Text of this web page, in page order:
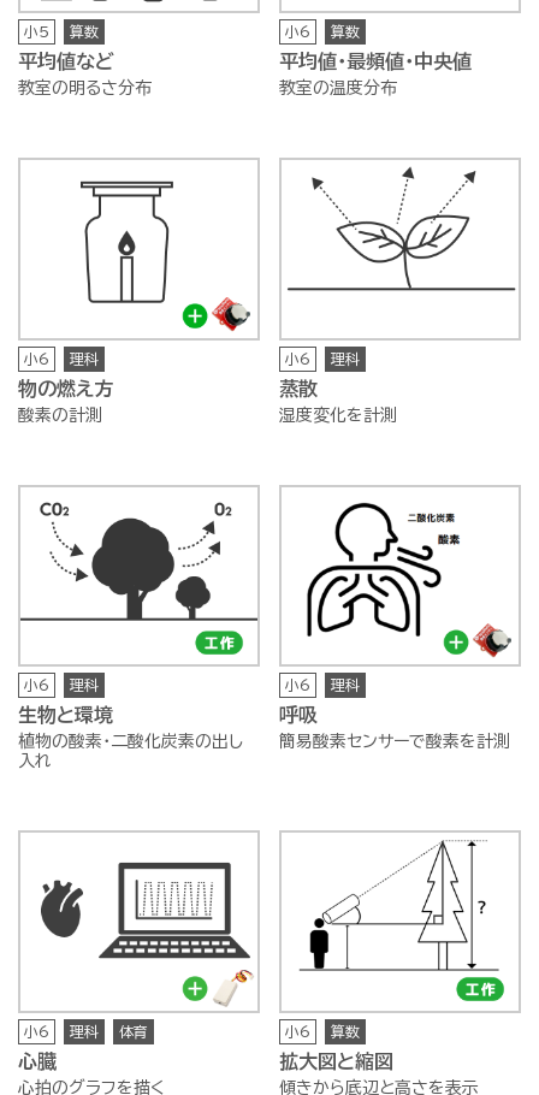
小5 算数
平均値など
教室の明るさ分布
小6 算数
平均値・最頻値・中央値
教室の温度分布
小6 理科
物の燃え方
酸素の計測
小6 理科
蒸散
湿度変化を計測
小6 理科
生物と環境
植物の酸素・二酸化炭素の出し
入れ
小6 理科
呼吸
簡易酸素センサーで酸素を計測
小6 理科 体育
心臓
心拍のグラフを描く
小6 算数
拡大図と縮図
傾きから底辺と高さを表示